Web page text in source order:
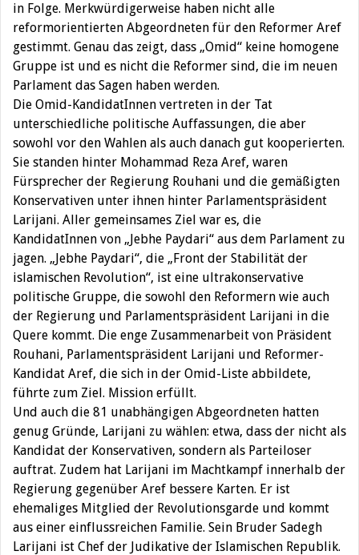
in Folge. Merkwürdigerweise haben nicht alle
reformorientierten Abgeordneten für den Reformer Aref
gestimmt. Genau das zeigt, dass „Omid“ keine homogene
Gruppe ist und es nicht die Reformer sind, die im neuen
Parlament das Sagen haben werden.
Die Omid-KandidatInnen vertreten in der Tat
unterschiedliche politische Auffassungen, die aber
sowohl vor den Wahlen als auch danach gut kooperierten.
Sie standen hinter Mohammad Reza Aref, waren
Fürsprecher der Regierung Rouhani und die gemäßigten
Konservativen unter ihnen hinter Parlamentspräsident
Larijani. Aller gemeinsames Ziel war es, die
KandidatInnen von „Jebhe Paydari“ aus dem Parlament zu
jagen. „Jebhe Paydari“, die „Front der Stabilität der
islamischen Revolution“, ist eine ultrakonservative
politische Gruppe, die sowohl den Reformern wie auch
der Regierung und Parlamentspräsident Larijani in die
Quere kommt. Die enge Zusammenarbeit von Präsident
Rouhani, Parlamentspräsident Larijani und Reformer-
Kandidat Aref, die sich in der Omid-Liste abbildete,
führte zum Ziel. Mission erfüllt.
Und auch die 81 unabhängigen Abgeordneten hatten
genug Gründe, Larijani zu wählen: etwa, dass der nicht als
Kandidat der Konservativen, sondern als Parteiloser
auftrat. Zudem hat Larijani im Machtkampf innerhalb der
Regierung gegenüber Aref bessere Karten. Er ist
ehemaliges Mitglied der Revolutionsgarde und kommt
aus einer einflussreichen Familie. Sein Bruder Sadegh
Larijani ist Chef der Judikative der Islamischen Republik.